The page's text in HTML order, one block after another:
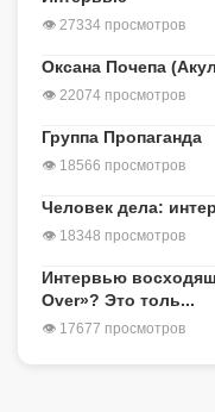
👁 27334 просмотров
Оксана Почепа
👁 22074 просмотров
Группа Пропаганда
👁 18566 просмотров
Человек дела:
👁 18348 просмотров
Интервью
Over»? Это толь...
👁 17677 просмотров